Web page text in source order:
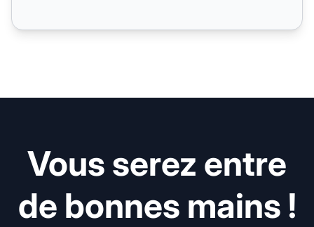
Vous serez entre
de bonnes mains !